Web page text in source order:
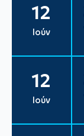
12
Ιούν
12
Ιούν